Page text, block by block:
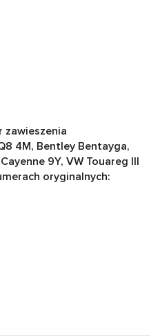
zawieszenia
4M, Bentley Bentayga,
9Y, VW Touareg III
oryginalnych: